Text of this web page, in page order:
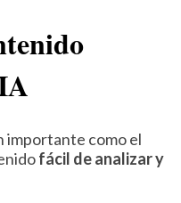
importante como el
fácil de analizar y